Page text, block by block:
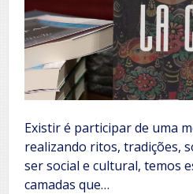
Existir é participar de uma
realizando ritos, tradições,
ser social e cultural, temos
camadas que…